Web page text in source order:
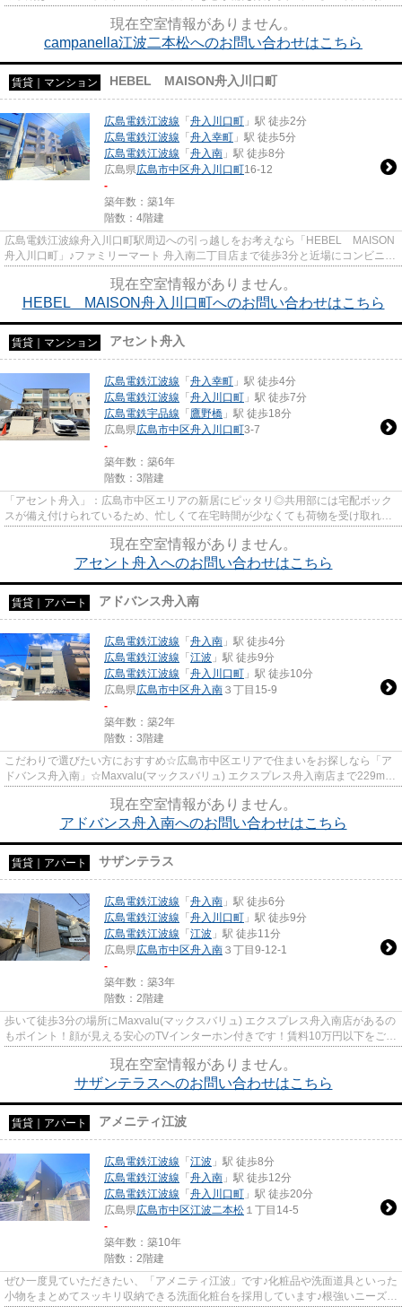
現在空室情報がありません。
campanella江波二本松へのお問い合わせはこちら
賃貸｜マンション HEBEL MAISON舟入川口町
広島電鉄江波線 「 舟入川口町 」駅 徒歩2分
広島電鉄江波線 「 舟入幸町 」駅 徒歩5分
広島電鉄江波線 「 舟入南 」駅 徒歩8分
広島県広島市中区舟入川口町16-12
-
築年数：築1年
階数：4階建
広島電鉄江波線舟入川口町駅周辺への引っ越しをお考えなら「HEBEL MAISON
舟入川口町」♪ファミリーマート 舟入南二丁目店まで徒歩3分と近場にコンビニが
現在空室情報がありません。
HEBEL MAISON舟入川口町へのお問い合わせはこちら
賃貸｜マンション アセント舟入
広島電鉄江波線 「 舟入幸町 」駅 徒歩4分
広島電鉄江波線 「 舟入川口町 」駅 徒歩7分
広島電鉄宇品線 「 鷹野橋 」駅 徒歩18分
広島県広島市中区舟入川口町3-7
-
築年数：築6年
階数：3階建
「アセント舟入」：広島市中区エリアの新居にピッタリ◎共用部には宅配ボック
スが備え付けられているため、忙しくて在宅時間が少なくても荷物を受け取れま
現在空室情報がありません。
アセント舟入へのお問い合わせはこちら
賃貸｜アパート アドバンス舟入南
広島電鉄江波線 「 舟入南 」駅 徒歩4分
広島電鉄江波線 「 江波 」駅 徒歩9分
広島電鉄江波線 「 舟入川口町 」駅 徒歩10分
広島県広島市中区舟入南 ３丁目15-9
-
築年数：築2年
階数：3階建
こだわりで選びたい方におすすめ☆広島市中区エリアで住まいをお探しなら「ア
ドバンス舟入南」☆Maxvalu(マックスバリュ) エクスプレス舟入南店まで229mで
現在空室情報がありません。
アドバンス舟入南へのお問い合わせはこちら
賃貸｜アパート サザンテラス
広島電鉄江波線 「 舟入南 」駅 徒歩6分
広島電鉄江波線 「 舟入川口町 」駅 徒歩9分
広島電鉄江波線 「 江波 」駅 徒歩11分
広島県広島市中区舟入南 ３丁目9-12-1
-
築年数：築3年
階数：2階建
歩いて徒歩3分の場所にMaxvalu(マックスバリュ) エクスプレス舟入南店があるの
もポイント！顔が見える安心のTVインターホン付きです！賃料10万円以下をご希
現在空室情報がありません。
サザンテラスへのお問い合わせはこちら
賃貸｜アパート アメニティ江波
広島電鉄江波線 「 江波 」駅 徒歩8分
広島電鉄江波線 「 舟入南 」駅 徒歩12分
広島電鉄江波線 「 舟入川口町 」駅 徒歩20分
広島県広島市中区江波二本松 １丁目14-5
-
築年数：築10年
階数：2階建
ぜひ一度見ていただきたい、「アメニティ江波」です♪化粧品や洗面道具といった
小物をまとめてスッキリ収納できる洗面化粧台を採用しています♪根強いニーズを